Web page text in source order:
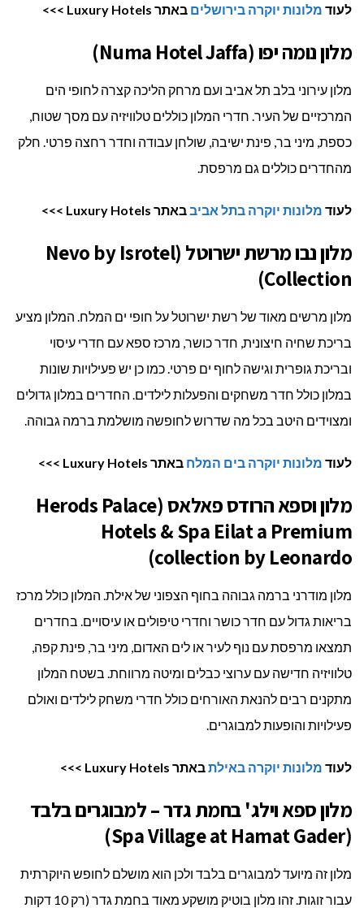
לעוד מלונות יוקרה בירושלים באתר Luxury Hotels >>>
מלון נומה יפו (Numa Hotel Jaffa)
מלון עירוני בלב תל אביב ועם מרחק הליכה קצרה לחופי הים
המרכזיים של העיר. חדרי המלון כוללים טלוויזיה עם מסך שטוח,
כספת, מיני בר, פינת ישיבה, שולחן עבודה וחדר רחצה פרטי. חלק
מהחדרים כוללים גם מרפסת.
לעוד מלונות יוקרה בתל אביבבאתר Luxury Hotels >>>
מלון נבו מרשת ישרוטל (Nevo by Isrotel
Collection)
מלון מרשים מאוד של רשת ישרוטל על חופי ים המלח. המלון מציע
בריכת שחיה חיצונית, חדר כושר, מרכז ספא עם חדרי עיסוי
ובריכת גופרית וגישה לחוף ים פרטי. כמו כן יש פעילויות שונות
במלון כולל חדר משחקים והפעלות לילדים. החדרים במלון גדולים
ומצוידים היטב בכל מה שדרוש לחופשה מושלמת ברמה גבוהה.
לעוד מלונות יוקרה בים המלח באתר Luxury Hotels >>>
מלון וספא הרודס פאלאס (Herods Palace
Hotels & Spa Eilat a Premium
collection by Leonardo)
מלון מודרני ברמה גבוהה בחוף הצפוני של אילת. המלון כולל מרכז
בריאות גדול עם חדר כושר וחדרי טיפולים או עיסויים. בחדרים
תמצאו מרפסת עם נוף לעיר או לים האדום, מיני בר, פינת קפה,
טלוויזיה חדישה עם ערוצי כבלים ומיטה מרווחת. בשטח המלון
מתקנים רבים להנאת האורחים כולל חדרי משחק לילדים ואולם
פעילויות והופעות למבוגרים.
לעוד מלונות יוקרה באילתבאתר Luxury Hotels >>>
מלון ספא וילג' בחמת גדר – למבוגרים בלבד
(Spa Village at Hamat Gader)
מלון זה מיועד למבוגרים בלבד ולכן הוא מושלם לחופש היוקרתית
עבור זוגות. זהו מלון בוטיק מושקע מאוד בחמת גדר (רק 10 דקות